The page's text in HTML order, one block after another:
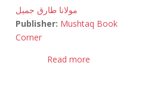
مولانا طارق جمیل
Publisher: Mushtaq Book
Corner
Read more